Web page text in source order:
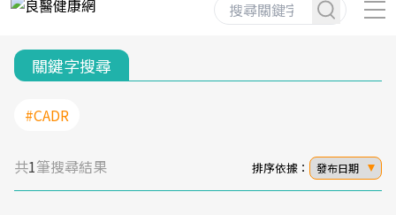
關鍵字搜尋
#CADR
共1筆搜尋結果 排序依據： 發布日期